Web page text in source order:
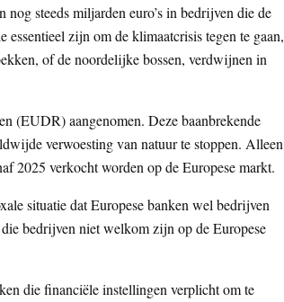
steeds miljarden euro’s in bedrijven die de
zijn om de klimaatcrisis tegen te gaan,
of de noordelijke bossen, verdwijnen in
(EUDR) aangenomen. Deze baanbrekende
verwoesting van natuur te stoppen. Alleen
2025 verkocht worden op de Europese markt.
situatie dat Europese banken wel bedrijven
bedrijven niet welkom zijn op de Europese
die financiële instellingen verplicht om te